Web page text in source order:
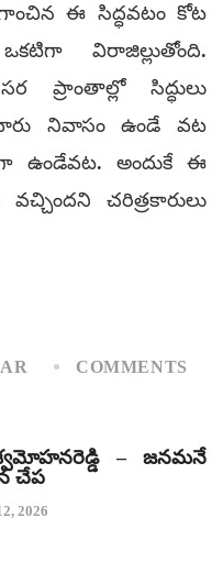
ఈ సిద్ధవటం కోట
విరాజిల్లుతోంది.
ప్రాంతాల్లో సిద్ధులు
నివాసం ఉండే వట
ఉండేవట. అందుకే ఈ
చరిత్రకారులు
COMMENTS
– జనమనే
చేప
2026